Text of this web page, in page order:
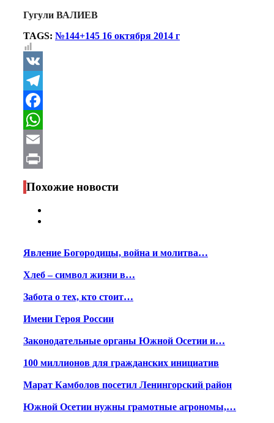
Гугули ВАЛИЕВ
TAGS: №144+145 16 октября 2014 г
VK
Telegram
Facebook
WhatsApp
Email
Print
Похожие новости
Явление Богородицы, война и молитва…
Хлеб – символ жизни в…
Забота о тех, кто стоит…
Имени Героя России
Законодательные органы Южной Осетии и…
100 миллионов для гражданских инициатив
Марат Камболов посетил Ленингорский район
Южной Осетии нужны грамотные агрономы,…